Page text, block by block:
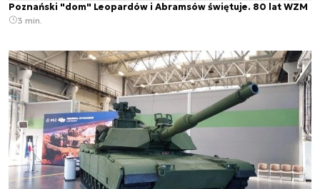
Poznański "dom" Leopardów i Abramsów świętuje. 80 lat WZM
3 min.